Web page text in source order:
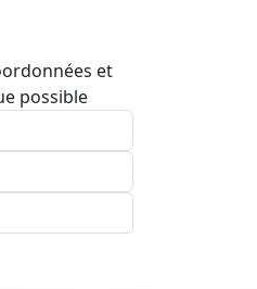
et
possible